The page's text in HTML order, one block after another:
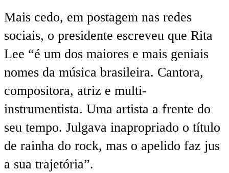
Mais cedo, em postagem nas redes
sociais, o presidente escreveu que Rita
Lee “é um dos maiores e mais geniais
nomes da música brasileira. Cantora,
compositora, atriz e multi-
instrumentista. Uma artista a frente do
seu tempo. Julgava inapropriado o título
de rainha do rock, mas o apelido faz jus
a sua trajetória”.